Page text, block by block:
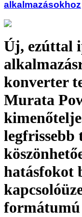
alkalmazásokhoz
Új, ezúttal
konverter
Murata
legfrissebb
hatásfokot
formátumú